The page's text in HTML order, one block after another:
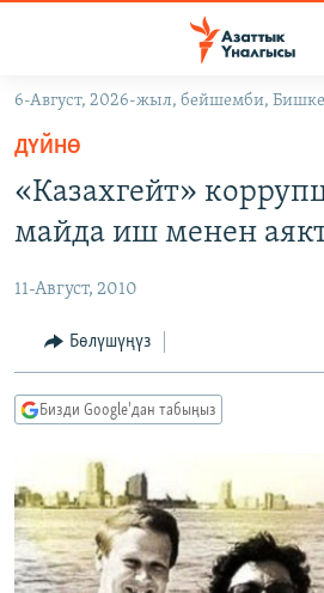
Навигацияга
өтүңүз
Издөөгө
салыңыз
ЖАҢЫЛЫКТАР
ЭКОНОМИКА
МАДАНИЯТ
БОРБОР АЗИЯ
АТАЙЫН ИЛИКТӨӨ
ТВ ПРОГРАММАЛАР
ЭКСПЕРТТЕР ТАЛДАЙТ
БИЗ ЖАНА ДҮЙНӨ
ДАНИСТЕ
ЭЖЕ-СИҢДИЛЕР
ӨЗГӨЧӨ ПИКИР
Русский
ОНЛАЙН ШЕРИНЕ
6-Август, 2026-жыл, бейшемби,
ДҮЙНӨ
«Казахгейт»
майда иш менен
11-Август, 2010
Бөлүшүңүз
Бизди Google'дан табыңыз